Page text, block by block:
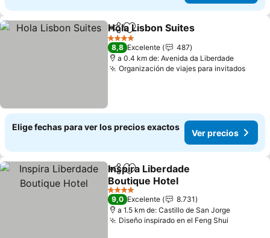
CompartirAgregar a favoritos
Hola Lisbon Suites
4 Estrellas
8,8 Excelente
487
a 0.4 km de: Avenida da Liberdade
Organización de viajes para invitados
Elige fechas para ver los precios exactos
Ver precios
CompartirAgregar a favoritos
Inspira Liberdade
Boutique Hotel
4 Estrellas
9,0 Excelente
8.731
a 1.5 km de: Castillo de San Jorge
Diseño inspirado en el Feng Shui